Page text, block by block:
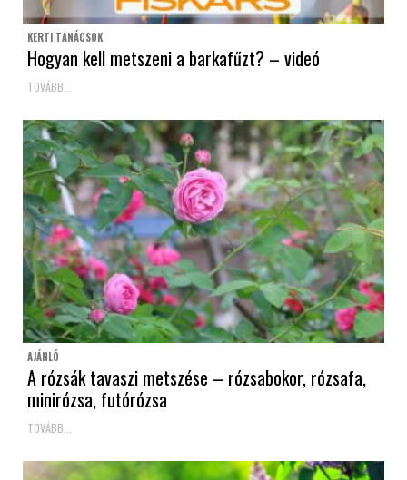
KERTI TANÁCSOK
Hogyan kell metszeni a barkafűzt? – videó
TOVÁBB...
AJÁNLÓ
A rózsák tavaszi metszése – rózsabokor, rózsafa,
minirózsa, futórózsa
TOVÁBB...